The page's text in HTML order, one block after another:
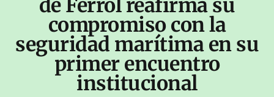
de Ferrol reafirma su
compromiso con la
seguridad marítima en su
primer encuentro
institucional